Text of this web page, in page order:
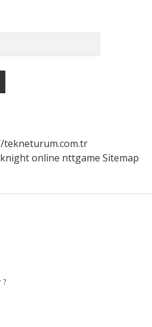
tekneturum.com.tr
knight online nttgame Sitemap
?